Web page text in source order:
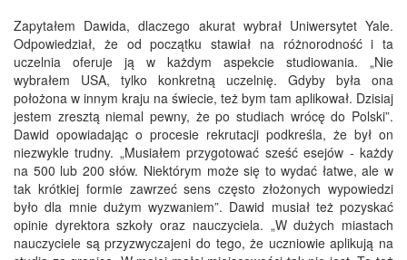
Zapytałem Dawida, dlaczego akurat wybrał Uniwersytet Yale.
Odpowiedział, że od początku stawiał na różnorodność i ta
uczelnia oferuje ją w każdym aspekcie studiowania. „Nie
wybrałem USA, tylko konkretną uczelnię. Gdyby była ona
położona w innym kraju na świecie, też bym tam aplikował. Dzisiaj
jestem zresztą niemal pewny, że po studiach wrócę do Polski”.
Dawid opowiadając o procesie rekrutacji podkreśla, że był on
niezwykle trudny. „Musiałem przygotować sześć esejów - każdy
na 500 lub 200 słów. Niektórym może się to wydać łatwe, ale w
tak krótkiej formie zawrzeć sens często złożonych wypowiedzi
było dla mnie dużym wyzwaniem”. Dawid musiał też pozyskać
opinie dyrektora szkoły oraz nauczyciela. „W dużych miastach
nauczyciele są przyzwyczajeni do tego, że uczniowie aplikują na